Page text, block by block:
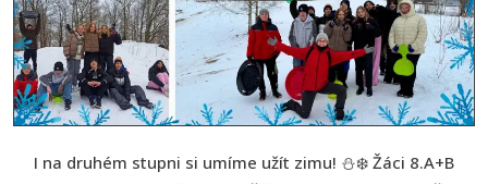
I na druhém stupni si umíme užít zimu! ⛄❄️ Žáci 8.A+B